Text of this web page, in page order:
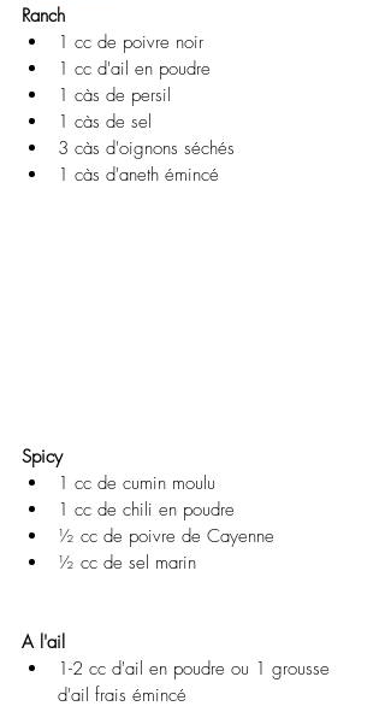
Ranch
1 cc de poivre noir
1 cc d'ail en poudre
1 càs de persil
1 càs de sel
3 càs d'oignons séchés
1 càs d'aneth émincé
Spicy
1 cc de cumin moulu
1 cc de chili en poudre
½ cc de poivre de Cayenne
½ cc de sel marin
A l'ail
1-2 cc d'ail en poudre ou 1 grousse
d'ail frais émincé